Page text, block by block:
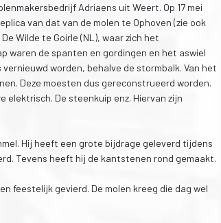
Adriaens uit Weert. Op 17 mei
van dat van de molen te Ophoven (zie ook
Wilde te Goirle (NL), waar zich het
waren de spanten en gordingen en het aswiel
worden, behalve de stormbalk. Van het
Deze moesten dus gereconstrueerd worden.
elektrisch. De steenkuip enz. Hiervan zijn
Hij heeft een grote bijdrage geleverd tijdens
Tevens heeft hij de kantstenen rond gemaakt.
feestelijk gevierd. De molen kreeg die dag wel